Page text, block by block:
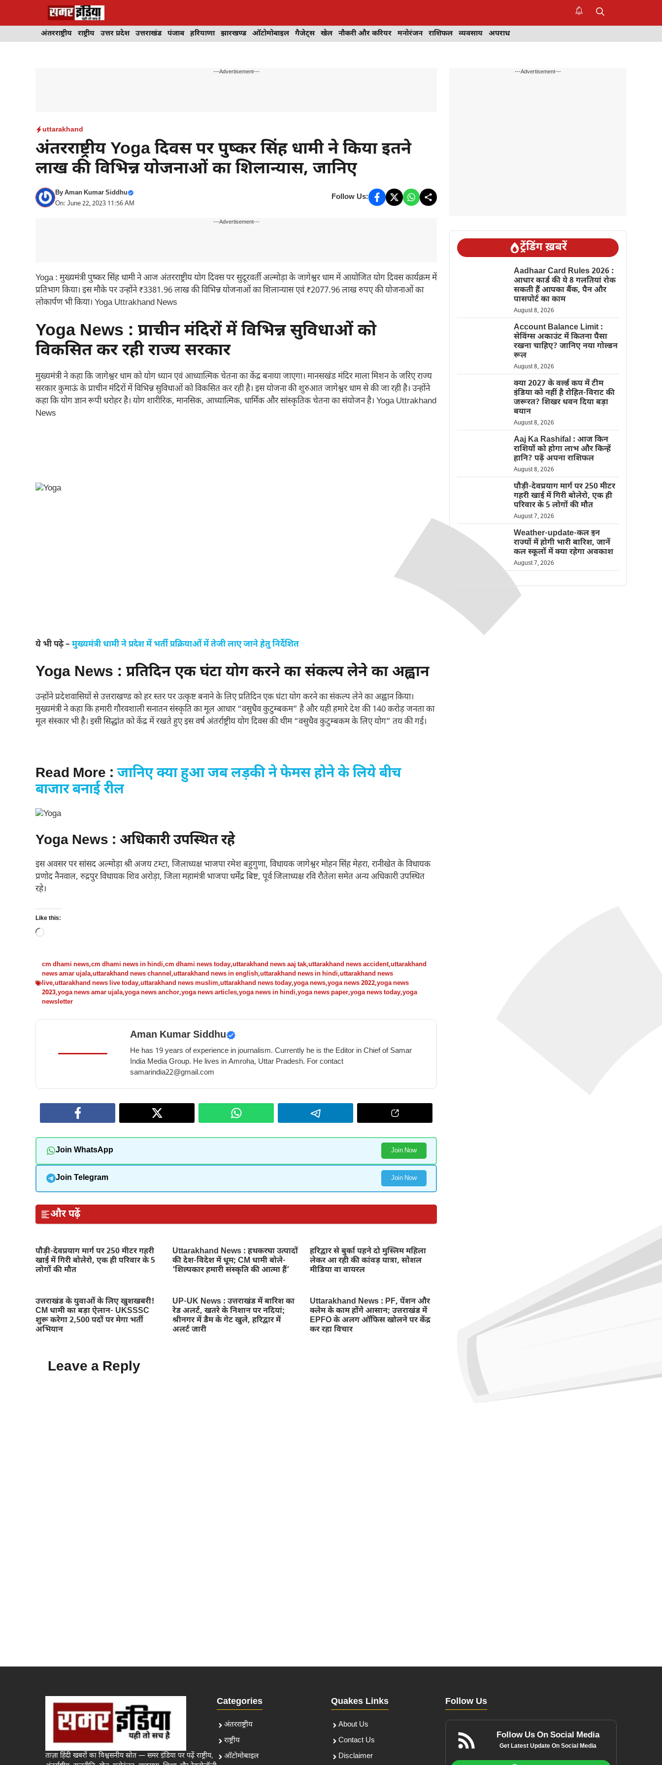
अंतरराष्ट्रीय राष्ट्रीय उत्तर प्रदेश उत्तराखंड पंजाब हरियाणा झारखण्ड ऑटोमोबाइल गैजेट्स खेल नौकरी और करियर मनोरंजन राशिफल व्यवसाय अपराध
---Advertisement---
uttarakhand
अंतरराष्ट्रीय Yoga दिवस पर पुष्कर सिंह धामी ने किया इतने
लाख की विभिन्न योजनाओं का शिलान्यास, जानिए
ByAman Kumar Siddhu
On: June 22, 2023 11:56 AM
Follow Us:
---Advertisement---
Yoga : मुख्यमंत्री पुष्कर सिंह धामी ने आज अंतरराष्ट्रीय योग दिवस पर सुदूरवर्ती अल्मोड़ा के जागेश्वर धाम में आयोजित योग दिवस कार्यक्रम में
प्रतिभाग किया। इस मौके पर उन्होंने ₹3381.96 लाख की विभिन्न योजनाओं का शिलान्यास एवं ₹2077.96 लाख रुपए की योजनाओं का
लोकार्पण भी किया। Yoga Uttrakhand News
Yoga News : प्राचीन मंदिरों में विभिन्न सुविधाओं को
विकसित कर रही राज्य सरकार
मुख्यमंत्री ने कहा कि जागेश्वर धाम को योग ध्यान एवं आध्यात्मिक चेतना का केंद्र बनाया जाएगा। मानसखंड मंदिर माला मिशन के जरिए राज्य
सरकार कुमाऊं के प्राचीन मंदिरों में विभिन्न सुविधाओं को विकसित कर रही है। इस योजना की शुरुआत जागेश्वर धाम से की जा रही है। उन्होंने
कहा कि योग ज्ञान रूपी धरोहर है। योग शारीरिक, मानसिक, आध्यात्मिक, धार्मिक और सांस्कृतिक चेतना का संयोजन है। Yoga Uttrakhand
News
ये भी पढ़े – मुख्यमंत्री धामी ने प्रदेश में भर्ती प्रक्रियाओं में तेजी लाए जाने हेतु निर्देशित
Yoga News : प्रतिदिन एक घंटा योग करने का संकल्प लेने का अह्वान
उन्होंने प्रदेशवासियों से उत्तराखण्ड को हर स्तर पर उत्कृष्ट बनाने के लिए प्रतिदिन एक घंटा योग करने का संकल्प लेने का अह्वान किया।
मुख्यमंत्री ने कहा कि हमारी गौरवशाली सनातन संस्कृति का मूल आधार “वसुधैव कुटुम्बकम” है और यही हमारे देश की 140 करोड़ जनता का
मूल संस्कार भी है। इसी सिद्धांत को केंद्र में रखते हुए इस वर्ष अंतर्राष्ट्रीय योग दिवस की थीम “वसुधैव कुटुम्बकम के लिए योग” तय की गई।
Read More : जानिए क्या हुआ जब लड़की ने फेमस होने के लिये बीच
बाजार बनाई रील
Yoga News : अधिकारी उपस्थित रहे
इस अवसर पर सांसद अल्मोड़ा श्री अजय टम्टा, जिलाध्यक्ष भाजपा रमेश बहुगुणा, विधायक जागेश्वर मोहन सिंह मेहरा, रानीखेत के विधायक
प्रणोद नैनवाल, रुद्रपुर विधायक शिव अरोड़ा, जिला महामंत्री भाजपा धर्मेंद्र बिष्ट, पूर्व जिलाध्यक्ष रवि रौतेला समेत अन्य अधिकारी उपस्थित
रहे।
Like this:
Loading…
cm dhami news,cm dhami news in hindi,cm dhami news today,uttarakhand news aaj tak,uttarakhand news accident,uttarakhand
news amar ujala,uttarakhand news channel,uttarakhand news in english,uttarakhand news in hindi,uttarakhand news
live,uttarakhand news live today,uttarakhand news muslim,uttarakhand news today,yoga news,yoga news 2022,yoga news
2023,yoga news amar ujala,yoga news anchor,yoga news articles,yoga news in hindi,yoga news paper,yoga news today,yoga
newsletter
Aman Kumar Siddhu
He has 19 years of experience in journalism. Currently he is the Editor in Chief of Samar
India Media Group. He lives in Amroha, Uttar Pradesh. For contact
samarindia22@gmail.com
Join WhatsApp Join Now
Join Telegram Join Now
और पढ़ें
पौड़ी-देवप्रयाग मार्ग पर 250 मीटर गहरी
खाई में गिरी बोलेरो, एक ही परिवार के 5
लोगों की मौत
Uttarakhand News : हथकरघा उत्पादों
की देश-विदेश में धूम; CM धामी बोले-
‘शिल्पकार हमारी संस्कृति की आत्मा हैं’
हरिद्वार से बुर्का पहने दो मुस्लिम महिला
लेकर आ रही की कांवड़ यात्रा, सोशल
मीडिया वा वायरल
उत्तराखंड के युवाओं के लिए खुशखबरी!
CM धामी का बड़ा ऐलान- UKSSSC
शुरू करेगा 2,500 पदों पर मेगा भर्ती
अभियान
UP-UK News : उत्तराखंड में बारिश का
रेड अलर्ट, खतरे के निशान पर नदियां;
श्रीनगर में डैम के गेट खुले, हरिद्वार में
अलर्ट जारी
Uttarakhand News : PF, पेंशन और
क्लेम के काम होंगे आसान; उत्तराखंड में
EPFO के अलग ऑफिस खोलने पर केंद्र
कर रहा विचार
Leave a Reply
---Advertisement---
ट्रेंडिंग ख़बरें
Aadhaar Card Rules 2026 :
आधार कार्ड की ये 8 गलतियां रोक
सकती हैं आपका बैंक, पैन और
पासपोर्ट का काम
August 8, 2026
Account Balance Limit :
सेविंग्स अकाउंट में कितना पैसा
रखना चाहिए? जानिए नया गोल्डन
रूल
August 8, 2026
क्या 2027 के वर्ल्ड कप में टीम
इंडिया को नहीं है रोहित-विराट की
जरूरत? शिखर धवन दिया बड़ा
बयान
August 8, 2026
Aaj Ka Rashifal : आज किन
राशियों को होगा लाभ और किन्हें
हानि? पढ़ें अपना राशिफल
August 8, 2026
पौड़ी-देवप्रयाग मार्ग पर 250 मीटर
गहरी खाई में गिरी बोलेरो, एक ही
परिवार के 5 लोगों की मौत
August 7, 2026
Weather-update-कल इन
राज्यों में होगी भारी बारिश, जानें
कल स्कूलों में क्या रहेगा अवकाश
August 7, 2026
ताज़ा हिंदी खबरों का विश्वसनीय स्रोत — समर इंडिया पर पढ़ें राष्ट्रीय,
Categories
अंतरराष्ट्रीय
राष्ट्रीय
ऑटोमोबाइल
Quakes Links
About Us
Contact Us
Disclaimer
Follow Us
Follow Us On Social Media
Get Latest Update On Social Media